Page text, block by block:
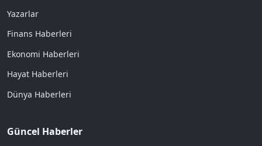
Yazarlar
Finans Haberleri
Ekonomi Haberleri
Hayat Haberleri
Dünya Haberleri
Güncel Haberler